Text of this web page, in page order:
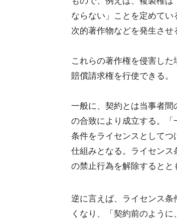
ならない」ことを定めて
次的著作物などを発生させ
これらの著作権を侵害し
賠償請求権を行使できる。
一般に、契約とは当事者
の合致により成立する。
条件をライセンスとして
仕組みとなる。ライセン
の禁止行為を解除するとと
逆に言えば、ライセンス
くなり、「契約前のよう